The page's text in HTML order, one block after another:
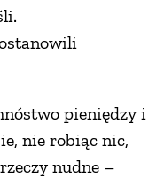
pieniędzy i
nie robiąc nic,
nudne –